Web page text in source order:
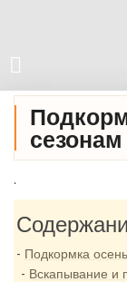
сезонам
.
Подкормка
Вскапывание и